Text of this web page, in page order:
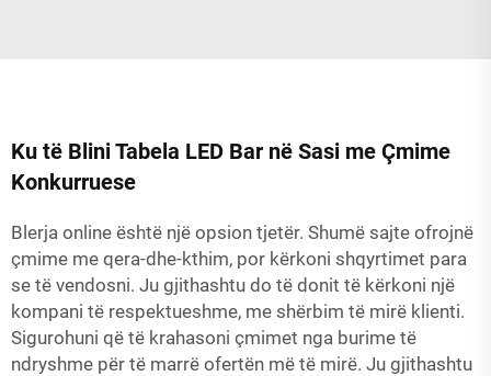
Ku të Blini Tabela LED Bar në Sasi me Çmime
Konkurruese
Blerja online është një opsion tjetër. Shumë sajte ofrojnë
çmime me qera-dhe-kthim, por kërkoni shqyrtimet para
se të vendosni. Ju gjithashtu do të donit të kërkoni një
kompani të respektueshme, me shërbim të mirë klienti.
Sigurohuni që të krahasoni çmimet nga burime të
ndryshme për të marrë ofertën më të mirë. Ju gjithashtu